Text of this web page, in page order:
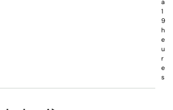
a
1
9
h
e
u
r
e
s